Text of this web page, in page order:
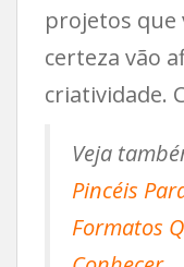
projetos que
certeza vão
criatividade.
Veja
Pincéis
Formatos